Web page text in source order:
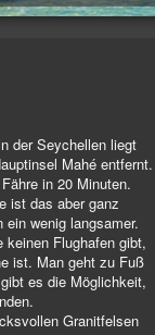
der Seychellen liegt
Mahé entfernt.
in 20 Minuten.
ist das aber ganz
wenig langsamer.
Flughafen gibt,
ist. Man geht zu Fuß
es die Möglichkeit,
Granitfelsen